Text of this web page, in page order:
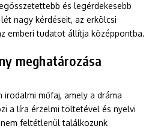
és legérdekesebb
nagy kérdéseit, az erkölcsi
emberi tudatot állítja középpontba.
meghatározása
irodalmi műfaj, amely a dráma
a líra érzelmi töltetével és nyelvi
feltétlenül találkozunk